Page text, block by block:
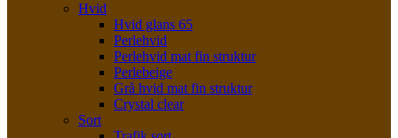
Hvid
Hvid glans 65
Perlehvid
Perlehvid mat fin struktur
Perlebeige
Grå hvid mat fin struktur
Crystal clear
Sort